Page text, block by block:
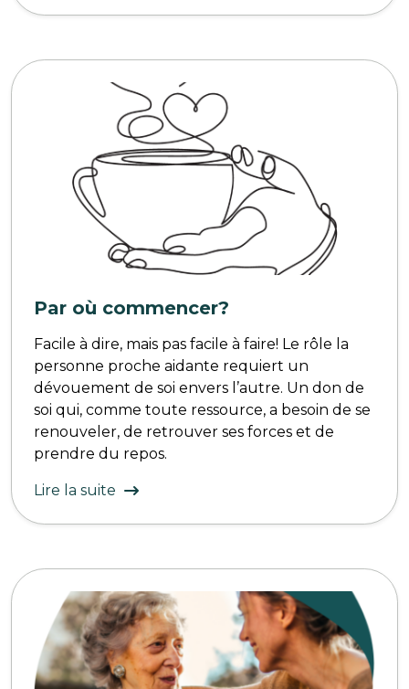
Par où commencer?
Facile à dire, mais pas facile à faire! Le rôle la
personne proche aidante requiert un
dévouement de soi envers l’autre. Un don de
soi qui, comme toute ressource, a besoin de se
renouveler, de retrouver ses forces et de
prendre du repos.
Lire la suite